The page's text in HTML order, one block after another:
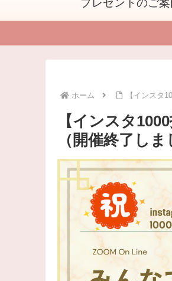
プレゼントのご案
ホーム 【インスタ
【インスタ
（開催終了しま